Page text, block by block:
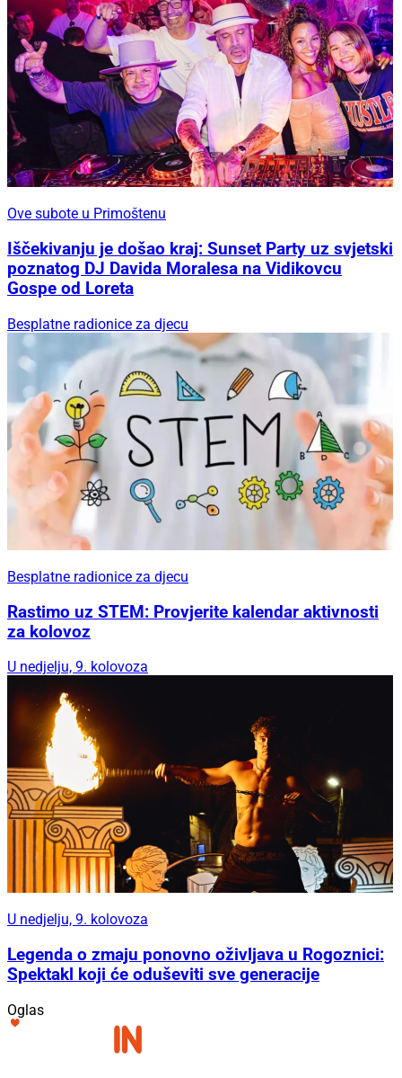
Ove subote u Primoštenu
Iščekivanju je došao kraj: Sunset Party uz svjetski
poznatog DJ Davida Moralesa na Vidikovcu
Gospe od Loreta
Besplatne radionice za djecu
Besplatne radionice za djecu
Rastimo uz STEM: Provjerite kalendar aktivnosti
za kolovoz
U nedjelju, 9. kolovoza
U nedjelju, 9. kolovoza
Legenda o zmaju ponovno oživljava u Rogoznici:
Spektakl koji će oduševiti sve generacije
Oglas